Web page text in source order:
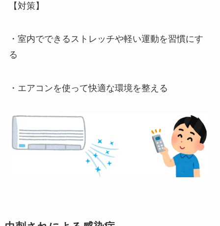
【対策】
・室内でできるストレッチや軽い運動を習慣にす
る
・エアコンを使って快適な環境を整える